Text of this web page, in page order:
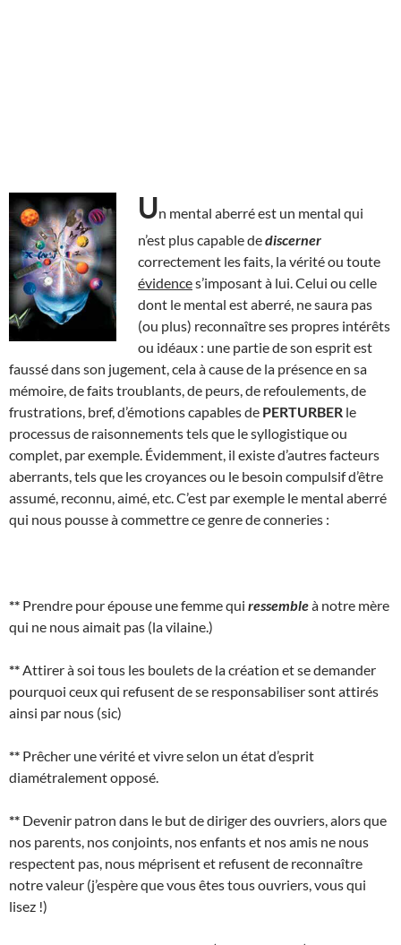
Un mental aberré est un mental qui
n’est plus capable dediscerner
correctement les faits, la vérité ou toute
évidences’imposant à lui. Celui ou celle
dont le mental est aberré, ne saura pas
(ou plus) reconnaître ses propres intérêts
ou idéaux : une partie de son esprit est
faussé dans son jugement, cela à cause de la présence en sa
mémoire, de faits troublants, de peurs, de refoulements, de
frustrations, bref, d’émotions capables de PERTURBER le
processus de raisonnements tels que le syllogistique ou
complet, par exemple. Évidemment, il existe d’autres facteurs
aberrants, tels que les croyances ou le besoin compulsif d’être
assumé, reconnu, aimé, etc. C’est par exemple le mental aberré
qui nous pousse à commettre ce genre de conneries :
** Prendre pour épouse une femme qui ressembleà notre mère
qui ne nous aimait pas (la vilaine.)
** Attirer à soi tous les boulets de la création et se demander
pourquoi ceux qui refusent de se responsabiliser sont attirés
ainsi par nous (sic)
** Prêcher une vérité et vivre selon un état d’esprit
diamétralement opposé.
** Devenir patron dans le but de diriger des ouvriers, alors que
nos parents, nos conjoints, nos enfants et nos amis ne nous
respectent pas, nous méprisent et refusent de reconnaître
notre valeur (j’espère que vous êtes tous ouvriers, vous qui
lisez !)